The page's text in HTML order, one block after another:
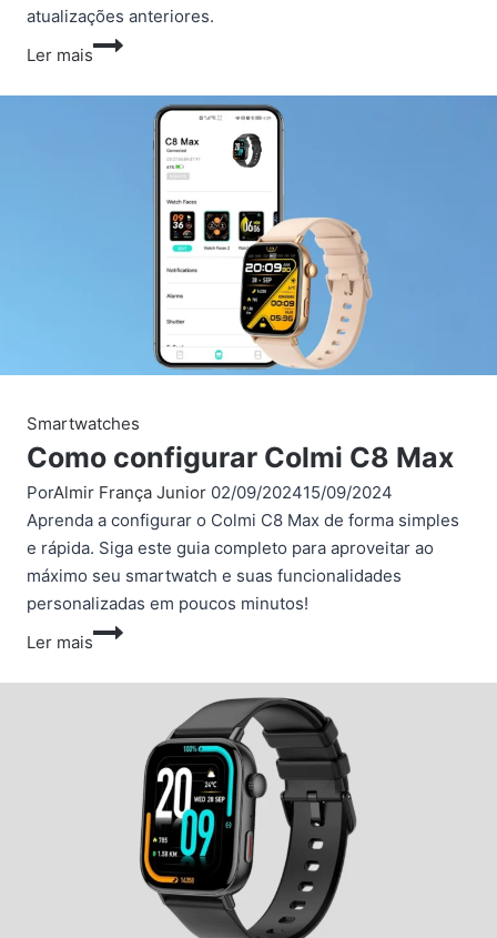
atualizações anteriores.
Ler mais
Atualização
Wear
smartwatches
Pro
Enduro
Smartwatches
Como configurar Colmi C8 Max
PorAlmir França Junior 02/09/202415/09/2024
Aprenda a configurar o Colmi C8 Max de forma simples
e rápida. Siga este guia completo para aproveitar ao
máximo seu smartwatch e suas funcionalidades
personalizadas em poucos minutos!
Ler mais
Como
Colmi